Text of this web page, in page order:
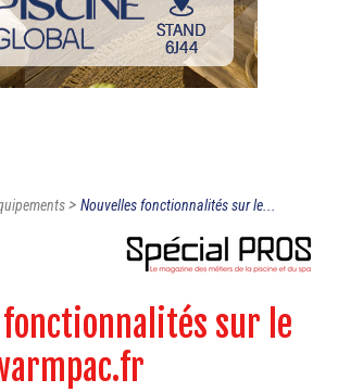
> Nouvelles fonctionnalités sur le...
fonctionnalités sur le